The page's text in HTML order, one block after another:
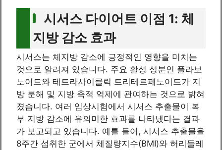
시서스 다이어트 이점 1: 체
지방 감소 효과
시서스는 체지방 감소에 긍정적인 영향을 미치는
것으로 알려져 있습니다. 주요 활성 성분인 플라보
노이드와 테트라사이클릭 트리테르페노이드가 지
방 분해 및 지방 축적 억제에 관여하는 것으로 밝혀
졌습니다. 여러 임상시험에서 시서스 추출물이 복
부 지방 감소에 유의미한 효과를 나타냈다는 결과
가 보고되고 있습니다. 예를 들어, 시서스 추출물을
8주간 섭취한 군에서 체질량지수(BMI)와 허리둘레